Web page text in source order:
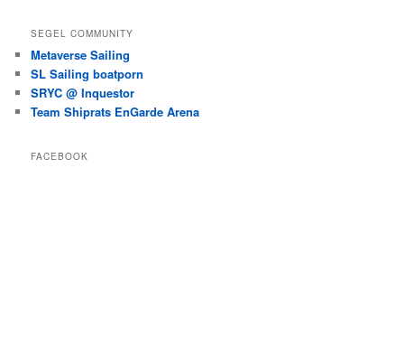
SEGEL COMMUNITY
Metaverse Sailing
SL Sailing boatporn
SRYC @ Inquestor
Team Shiprats EnGarde Arena
FACEBOOK